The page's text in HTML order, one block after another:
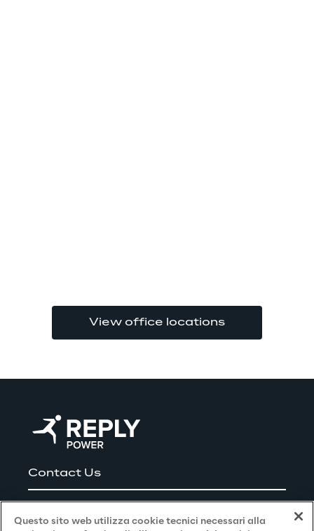
View office locations
Contact Us
Questo sito web utilizza cookie tecnici necessari alla